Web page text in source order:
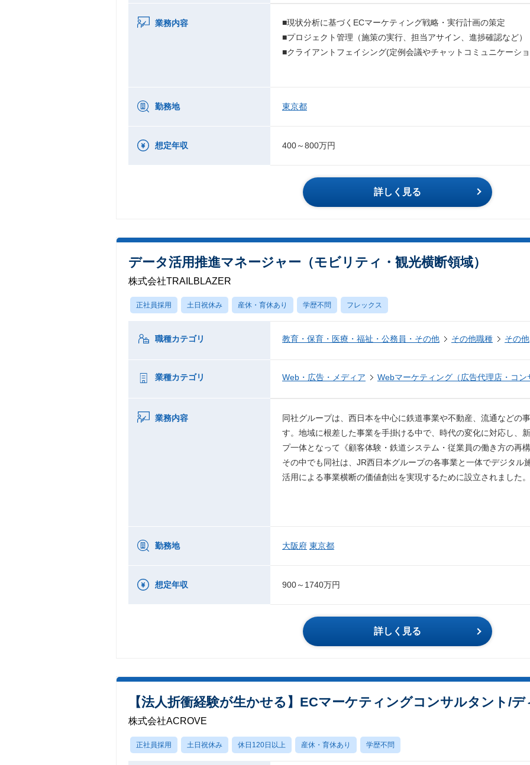
業務内容
■現状分析に基づくECマーケティング戦略・実行計画の策定
■プロジェクト管理（施策の実行、担当アサイン、進捗確認など）
■クライアントフェイシング(定例会議やチャットコミュニケーシ
勤務地 東京都
想定年収 400～800万円
詳しく見る
データ活用推進マネージャー（モビリティ・観光横断領域）
株式会社TRAILBLAZER
正社員採用 土日祝休み 産休・育休あり 学歴不問 フレックス
職種カテゴリ 教育・保育・医療・福祉・公務員・その他 その他職種 その他
業種カテゴリ Web・広告・メディア Webマーケティング（広告代理店・コン
業務内容
同社グループは、西日本を中心に鉄道事業や不動産、流通などの
す。地域に根差した事業を手掛ける中で、時代の変化に対応し、
プ一体となって《顧客体験・鉄道システム・従業員の働き方の再
その中でも同社は、JR西日本グループの各事業と一体でデジタル
活用による事業横断の価値創出を実現するために設立されました。
勤務地 大阪府 東京都
想定年収 900～1740万円
詳しく見る
【法人折衝経験が生かせる】ECマーケティングコンサルタント/
株式会社ACROVE
正社員採用 土日祝休み 休日120日以上 産休・育休あり 学歴不問